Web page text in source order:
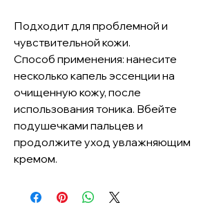
Подходит для проблемной и
чувствительной кожи.
Способ применения: нанесите
несколько капель эссенции на
очищенную кожу, после
использования тоника. Вбейте
подушечками пальцев и
продолжите уход увлажняющим
кремом.